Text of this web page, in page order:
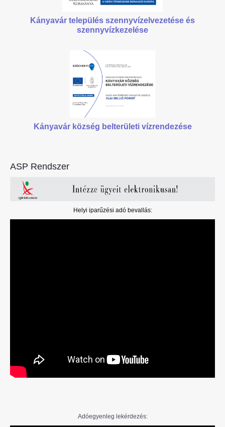
Kányavár település szennyvízelvezetése és
szennyvízkezelése
Kányavár község belterületi vízrendezése
ASP Rendszer
Helyi iparűzési adó bevallás:
Adóegyenleg lekérdezés: